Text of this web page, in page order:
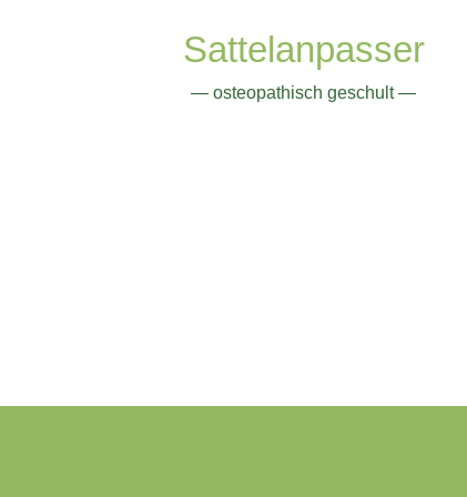
Sattelanpasser
— osteopathisch geschult —